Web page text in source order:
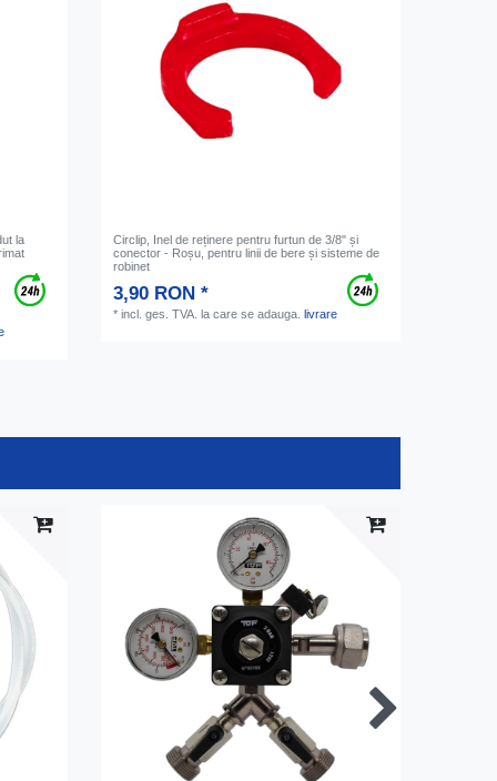
la
Circlip, Inel de reținere pentru furtun de 3/8" și
conector - Roșu, pentru linii de bere și sisteme de
robinet
3,90 RON *
*incl. ges. TVA. la care se adauga.livrare